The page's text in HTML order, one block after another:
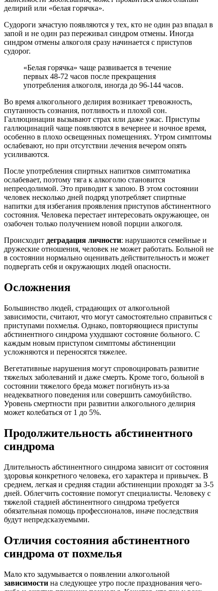
делирий или «белая горячка».
Судороги зачастую появляются у тех, кто не один раз впадал в
запой и не один раз переживал синдром отмены. Иногда
синдром отмены алкоголя сразу начинается с приступов
судорог.
«Белая горячка» чаще развивается в течение
первых 48-72 часов после прекращения
употребления алкоголя, иногда до 96-144 часов.
Во время алкогольного делирия возникает тревожность,
спутанность сознания, потливость и плохой сон.
Галлюцинации вызывают страх или даже ужас. Приступы
галлюцинаций чаще появляются в вечернее и ночное время,
особенно в плохо освещенных помещениях. Утром симптомы
ослабевают, но при отсутствии лечения вечером опять
усиливаются.
После употребления спиртных напитков симптоматика
ослабевает, поэтому тяга к алкоголю становится
непреодолимой. Это приводит к запою. В этом состоянии
человек несколько дней подряд употребляет спиртные
напитки для избегания проявления приступов абстинентного
состояния. Человека перестает интересовать окружающее, он
озабочен только получением новой порции алкоголя.
Происходит деградация личности: нарушаются семейные и
дружеские отношения, человек не может работать. Больной не
в состоянии нормально оценивать действительность и может
подвергать себя и окружающих людей опасности.
Осложнения
Большинство людей, страдающих от алкогольной
зависимости, считают, что могут самостоятельно справиться с
приступами похмелья. Однако, повторяющиеся приступы
абстинентного синдрома ухудшают состояние больного. С
каждым новым приступом симптомы абстиненции
усложняются и переносятся тяжелее.
Вегетативные нарушения могут спровоцировать развитие
тяжелых заболеваний и даже смерть. Кроме того, больной в
состоянии тяжелого бреда может погибнуть из-за
неадекватного поведения или совершить самоубийство.
Уровень смертности при развитии алкогольного делирия
может колебаться от 1 до 5%.
Продолжительность абстинентного
синдрома
Длительность абстинентного синдрома зависит от состояния
здоровья конкретного человека, его характера и привычек. В
среднем, легкая и средняя стадии абстиненции проходят за 3-5
дней. Облегчить состояние помогут специалисты. Человеку с
тяжелой стадией абстинентного синдрома требуется
обязательная помощь профессионалов, иначе последствия
будут непредсказуемыми.
Отличия состояния абстинентного
синдрома от похмелья
Мало кто задумывается о появлении алкогольной
зависимости на следующее утро после празднования чего-